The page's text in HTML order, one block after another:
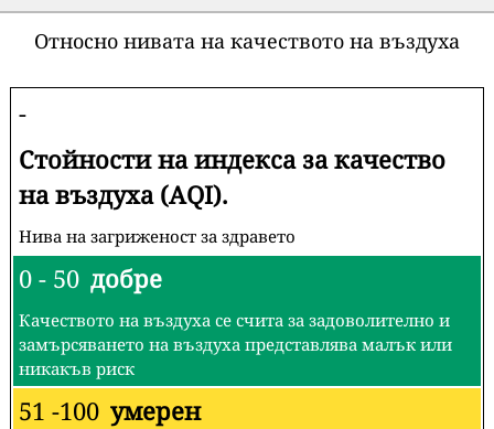
Относно нивата на качеството на въздуха
-
Стойности на индекса за качество
на въздуха (AQI).
Нива на загриженост за здравето
0 - 50 добре
Качеството на въздуха се счита за задоволително и
замърсяването на въздуха представлява малък или
никакъв риск
51 -100 умерен